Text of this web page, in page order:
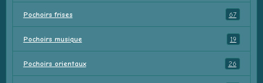
Pochoirs frises 67
Pochoirs musique 19
Pochoirs orientaux 26